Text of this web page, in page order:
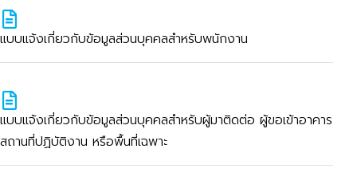
แบบแจ้งเกี่ยวกับข้อมูลส่วนบุคคลสำหรับพนักงาน
แบบแจ้งเกี่ยวกับข้อมูลส่วนบุคคลสำหรับผู้มาติดต่อ ผู้ขอเข้าอาคาร
สถานที่ปฏิบัติงาน หรือพื้นที่เฉพาะ